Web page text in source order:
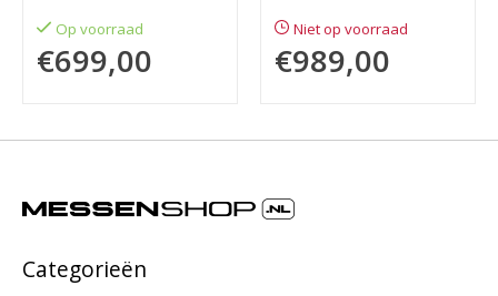
Op voorraad
€699,00
Niet op voorraad
€989,00
Categorieën